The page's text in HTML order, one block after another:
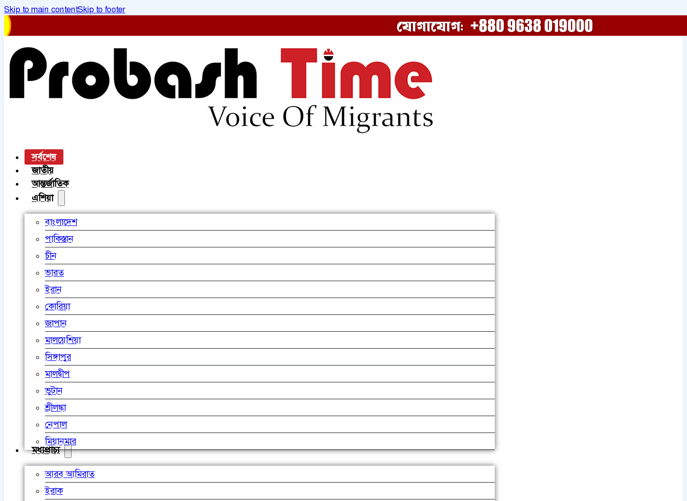
Skip to main contentSkip to footer
সর্বশেষ
জাতীয়
আন্তর্জাতিক
এশিয়া
বাংলাদেশ
পাকিস্তান
চীন
ভারত
ইরান
কোরিয়া
জাপান
মালয়েশিয়া
সিঙ্গাপুর
মালদ্বীপ
ভুটান
শ্রীলঙ্কা
নেপাল
মিয়ানমার
মধ্যপ্রাচ্য
আরব আমিরাত
ইরাক